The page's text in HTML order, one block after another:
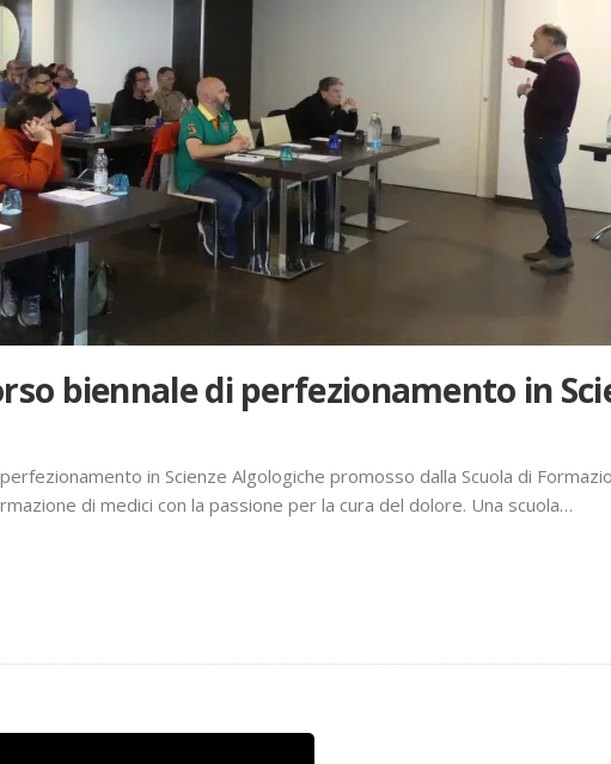
biennale di perfezionamento in
in Scienze Algologiche promosso dalla Scuola di
di medici con la passione per la cura del dolore. Una scuola…